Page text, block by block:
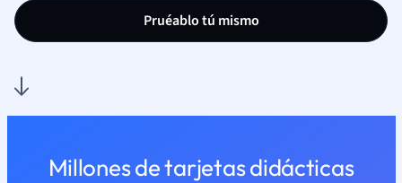
Pruéablo tú mismo
Millones de tarjetas didácticas